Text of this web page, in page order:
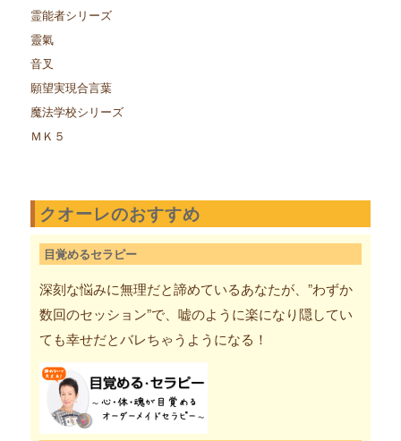
霊能者シリーズ
靈氣
音叉
願望実現合言葉
魔法学校シリーズ
ＭＫ５
クオーレのおすすめ
目覚めるセラピー
深刻な悩みに無理だと諦めているあなたが、”わずか
数回のセッション”で、嘘のように楽になり隠してい
ても幸せだとバレちゃうようになる！